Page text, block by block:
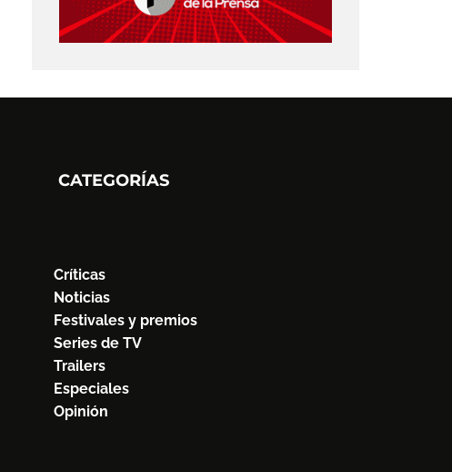
CATEGORÍAS
Críticas
Noticias
Festivales y premios
Series de TV
Trailers
Especiales
Opinión